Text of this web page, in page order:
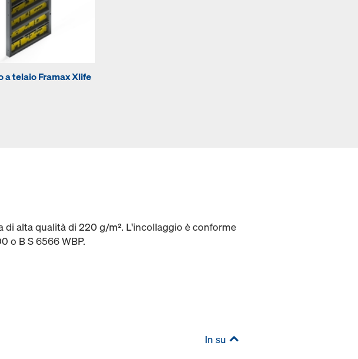
a telaio Framax Xlife
alta qualità di 220 g/m². L'incollaggio è conforme
o B S 6566 WBP.
In su